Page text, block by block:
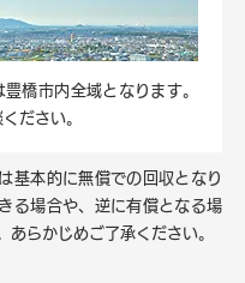
橋市内全域となります。
ださい。
基本的に無償での回収となり
る場合や、逆に有償となる場
あらかじめご了承ください。